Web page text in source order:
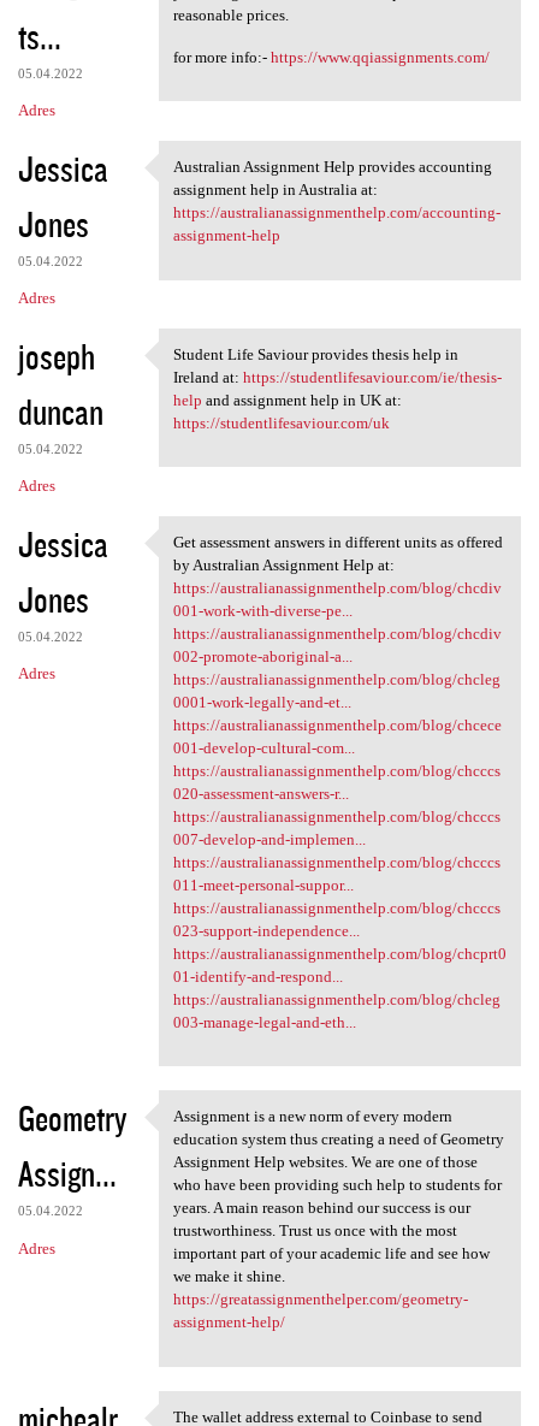
ts...
05.04.2022
Adres
reasonable prices.
for more info:- https://www.qqiassignments.com/
Jessica
Jones
05.04.2022
Adres
Australian Assignment Help
Australian Assignment Help provides accounting
assignment help in Australia at:
https://australianassignmenthelp.com/accounting-
assignment-help
joseph
duncan
05.04.2022
Adres
Student Life Saviour provides
Student Life Saviour provides thesis help in
Ireland at: https://studentlifesaviour.com/ie/thesis-
help and assignment help in UK at:
https://studentlifesaviour.com/uk
Jessica
Jones
05.04.2022
Adres
Get assessment answers in
Get assessment answers in different units as offered
by Australian Assignment Help at:
https://australianassignmenthelp.com/blog/chcdiv
001-work-with-diverse-pe...
https://australianassignmenthelp.com/blog/chcdiv
002-promote-aboriginal-a...
https://australianassignmenthelp.com/blog/chcleg
0001-work-legally-and-et...
https://australianassignmenthelp.com/blog/chcece
001-develop-cultural-com...
https://australianassignmenthelp.com/blog/chcccs
020-assessment-answers-r...
https://australianassignmenthelp.com/blog/chcccs
007-develop-and-implemen...
https://australianassignmenthelp.com/blog/chcccs
011-meet-personal-suppor...
https://australianassignmenthelp.com/blog/chcccs
023-support-independence...
https://australianassignmenthelp.com/blog/chcprt0
01-identify-and-respond...
https://australianassignmenthelp.com/blog/chcleg
003-manage-legal-and-eth...
Geometry
Assign...
05.04.2022
Adres
Assignment is a new norm of
Assignment is a new norm of every modern
education system thus creating a need of Geometry
Assignment Help websites. We are one of those
who have been providing such help to students for
years. A main reason behind our success is our
trustworthiness. Trust us once with the most
important part of your academic life and see how
we make it shine.
https://greatassignmenthelper.com/geometry-
assignment-help/
The wallet address external to Coinbase to send